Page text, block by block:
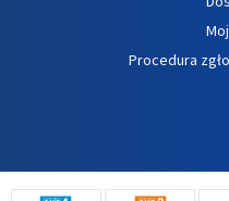
Procedura